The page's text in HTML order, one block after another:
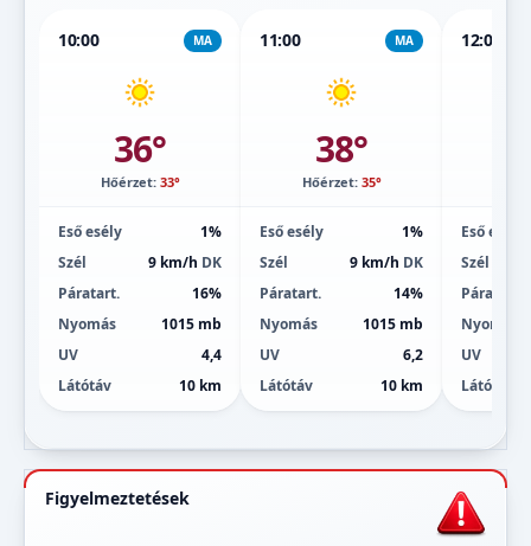
10:00 MA
36°
Hőérzet: 33°
Eső esély
1%
Szél
9 km/h DK
Páratart.
16%
Nyomás
1015 mb
UV
4,4
Látótáv
10 km
11:00 MA
38°
Hőérzet: 35°
Eső esély
1%
Szél
9 km/h DK
Páratart.
14%
Nyomás
1015 mb
UV
6,2
Látótáv
10 km
12:00
Eső esély
Szél
Páratart.
Nyomás
UV
Látótáv
Figyelmeztetések